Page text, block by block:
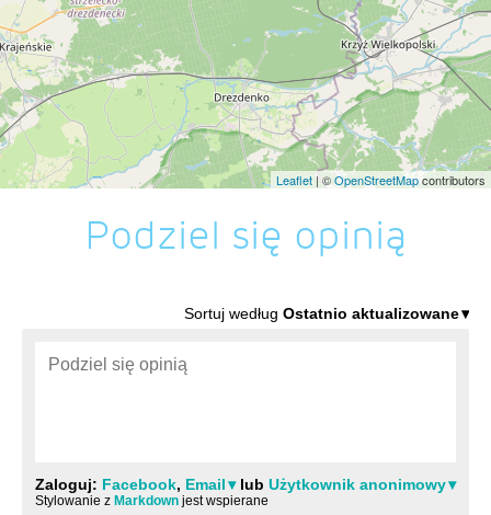
Leaflet | ©OpenStreetMapcontributors
Podziel się opinią